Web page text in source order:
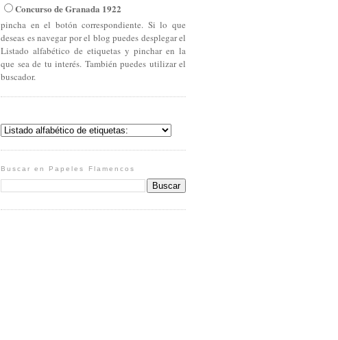
Concurso de Granada 1922
pincha en el botón correspondiente. Si lo que
deseas es navegar por el blog puedes desplegar el
Listado alfabético de etiquetas y pinchar en la
que sea de tu interés. También puedes utilizar el
buscador.
Buscar en Papeles Flamencos